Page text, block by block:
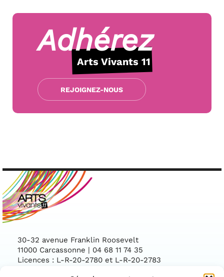
Adhérez
Arts Vivants 11
REJOIGNEZ-NOUS
30-32 avenue Franklin Roosevelt
11000 Carcassonne | 04 68 11 74 35
Licences : L-R-20-2780 et L-R-20-2783